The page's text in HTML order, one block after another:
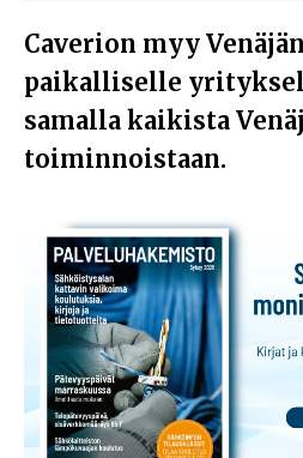
Caverion myy
paikalliselle
samalla kaikista
toiminnoistaan.